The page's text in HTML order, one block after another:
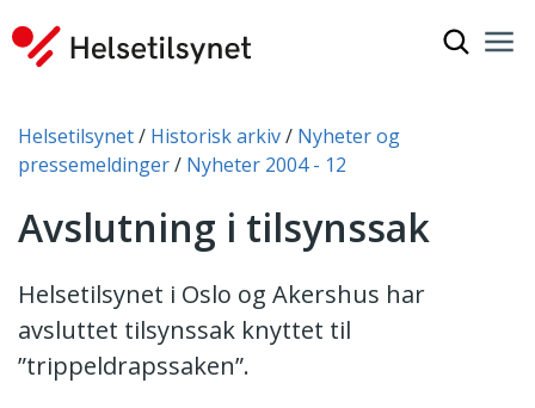
Du er her:
Helsetilsynet Historisk arkiv
Nyheter og
pressemeldinger
Nyheter 2004 - 12
Avslutning i tilsynssak
Helsetilsynet i Oslo og Akershus har
avsluttet tilsynssak knyttet til
”trippeldrapssaken”.